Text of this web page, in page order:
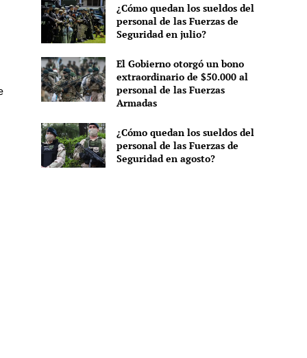
¿Cómo quedan los sueldos del
personal de las Fuerzas de
Seguridad en julio?
El Gobierno otorgó un bono
extraordinario de $50.000 al
personal de las Fuerzas
Armadas
¿Cómo quedan los sueldos del
personal de las Fuerzas de
Seguridad en agosto?